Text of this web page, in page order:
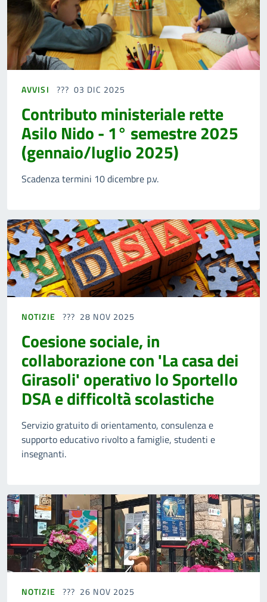
AVVISI 03 DIC 2025
Contributo ministeriale rette
Asilo Nido - 1° semestre 2025
(gennaio/luglio 2025)
Scadenza termini 10 dicembre p.v.
NOTIZIE 28 NOV 2025
Coesione sociale, in
collaborazione con 'La casa dei
Girasoli' operativo lo Sportello
DSA e difficoltà scolastiche
Servizio gratuito di orientamento, consulenza e
supporto educativo rivolto a famiglie, studenti e
insegnanti.
NOTIZIE 26 NOV 2025